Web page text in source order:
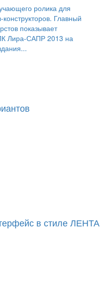
ролика для
Главный
показывает
Лира-САПР 2013 на
в стиле ЛЕНТА